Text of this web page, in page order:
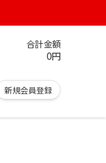
合計金額
0円
新規会員登録